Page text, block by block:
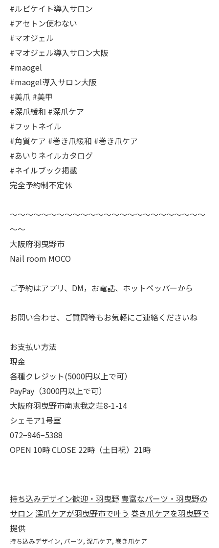
#ルビケイト導入サロン
#アセトン使わない
#マオジェル
#マオジェル導入サロン大阪
#maogel
#maogel導入サロン大阪
#美爪 #美甲
#深爪緩和 #深爪ケア
#フットネイル
#角質ケア #巻き爪緩和 #巻き爪ケア
#あいりネイルカタログ
#ネイルブック掲載
完全予約制不定休
〜〜〜〜〜〜〜〜〜〜〜〜〜〜〜〜〜〜〜〜〜〜〜〜〜
〜〜
大阪府羽曳野市
Nail room MOCO
ご予約はアプリ、DM，お電話、ホットペッパーから
お問い合わせ、ご質問等もお気軽にご連絡くださいね
お支払い方法
現金
各種クレジット(5000円以上で可）
PayPay（3000円以上で可）
大阪府羽曳野市南恵我之荘8-1-14
シェモア1号室
072−946−5388
OPEN 10時 CLOSE 22時（土日祝）21時
持ち込みデザイン歓迎・羽曳野 豊富なパーツ・羽曳野の
サロン 深爪ケアが羽曳野市で叶う 巻き爪ケアを羽曳野で
提供
持ち込みデザイン パーツ 深爪ケア 巻き爪ケア